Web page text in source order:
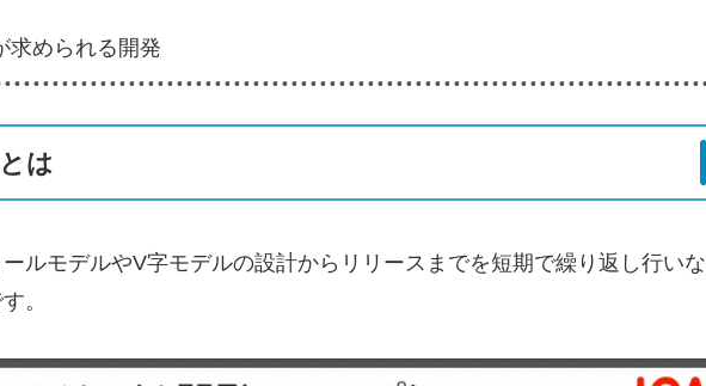
求められる開発
は
ールモデルやV字モデルの設計からリリースまでを短期で繰り返し行いな
。